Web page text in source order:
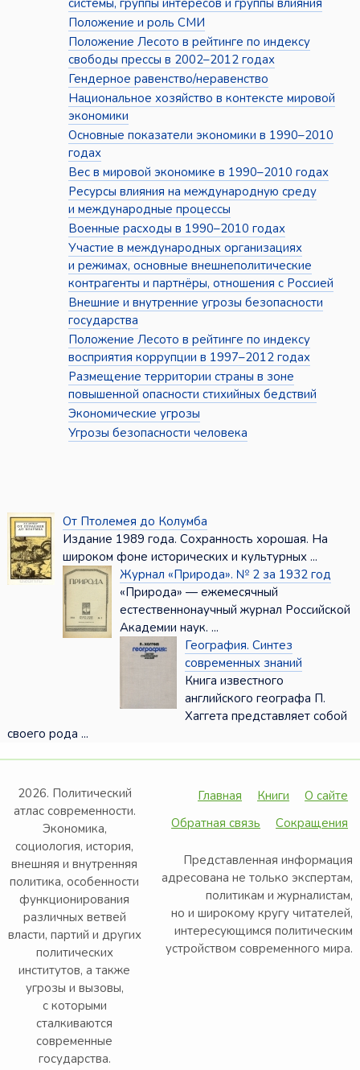
системы, группы интересов и группы влияния
Положение и роль СМИ
Положение Лесото в рейтинге по индексу
свободы прессы в 2002–2012 годах
Гендерное равенство/неравенство
Национальное хозяйство в контексте мировой
экономики
Основные показатели экономики в 1990–2010
годах
Вес в мировой экономике в 1990–2010 годах
Ресурсы влияния на международную среду
и международные процессы
Военные расходы в 1990–2010 годах
Участие в международных организациях
и режимах, основные внешнеполитические
контрагенты и партнёры, отношения с Россией
Внешние и внутренние угрозы безопасности
государства
Положение Лесото в рейтинге по индексу
восприятия коррупции в 1997–2012 годах
Размещение территории страны в зоне
повышенной опасности стихийных бедствий
Экономические угрозы
Угрозы безопасности человека
От Птолемея до Колумба
Издание 1989 года. Сохранность хорошая. На
широком фоне исторических и культурных ...
Журнал «Природа». № 2 за 1932 год
«Природа» — ежемесячный
естественнонаучный журнал Российской
Академии наук. ...
География. Синтез
современных знаний
Книга известного
английского географа П.
Хаггета представляет собой
своего рода ...
2026. Политический
атлас современности.
Экономика,
социология, история,
внешняя и внутренняя
политика, особенности
функционирования
различных ветвей
власти, партий и других
политических
институтов, а также
угрозы и вызовы,
с которыми
сталкиваются
современные
государства.
Главная Книги
О сайте
Обратная связь
Сокращения
Представленная информация
адресована не только экспертам,
политикам и журналистам,
но и широкому кругу читателей,
интересующимся политическим
устройством современного мира.